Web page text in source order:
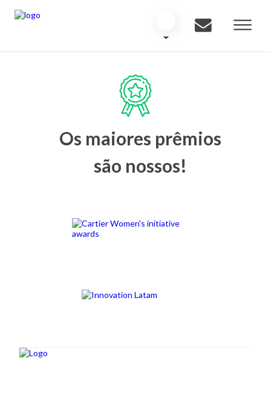
Os maiores prêmios
são nossos!